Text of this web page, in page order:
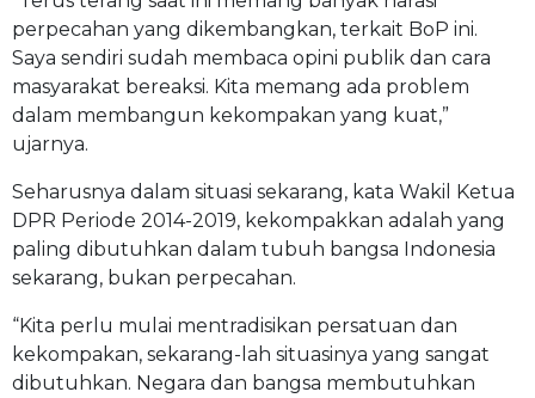
perpecahan yang dikembangkan, terkait BoP ini.
Saya sendiri sudah membaca opini publik dan cara
masyarakat bereaksi. Kita memang ada problem
dalam membangun kekompakan yang kuat,”
ujarnya.
Seharusnya dalam situasi sekarang, kata Wakil Ketua
DPR Periode 2014-2019, kekompakkan adalah yang
paling dibutuhkan dalam tubuh bangsa Indonesia
sekarang, bukan perpecahan.
“Kita perlu mulai mentradisikan persatuan dan
kekompakan, sekarang-lah situasinya yang sangat
dibutuhkan. Negara dan bangsa membutuhkan